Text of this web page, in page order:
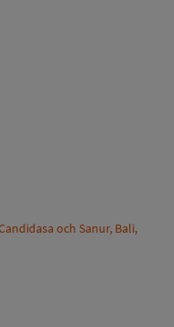
och Sanur, Bali,